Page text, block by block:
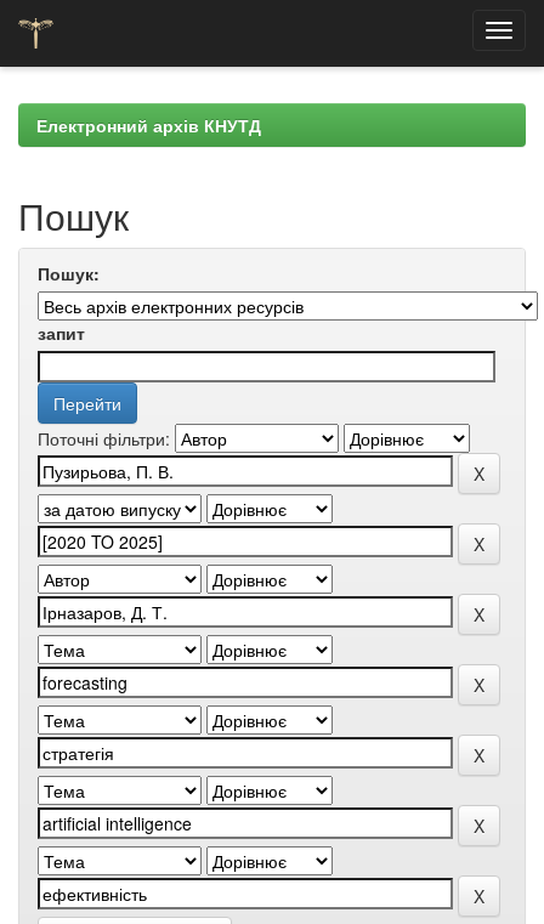
navigationЕлектронний архів КНУТД
Пошук
Пошук:
запит
Поточні фільтри: